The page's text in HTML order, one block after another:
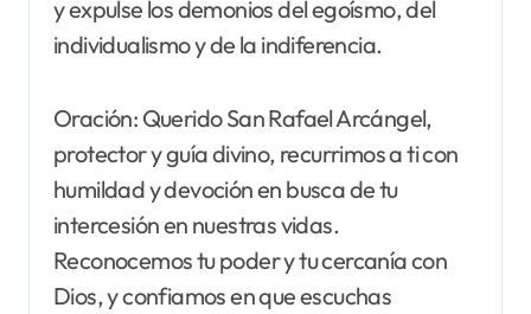
y expulse los demonios del egoísmo, del
individualismo y de la indiferencia.
Oración: Querido San Rafael Arcángel,
protector y guía divino, recurrimos a ti con
humildad y devoción en busca de tu
intercesión en nuestras vidas.
Reconocemos tu poder y tu cercanía con
Dios, y confiamos en que escuchas